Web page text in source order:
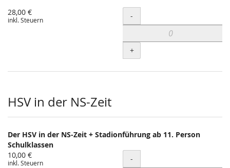
28,00 €
inkl. Steuern Menge
-
+
HSV in der NS-Zeit
Der HSV in der NS-Zeit + Stadionführung ab 11. Person
Schulklassen
10,00 €
inkl. Steuern Menge
-